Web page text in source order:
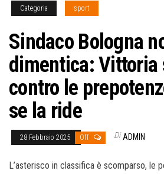
Categoria sport
Sindaco Bologna
dimentica: Vittoria
contro le
se la ride
28 Febbraio 2025 Off Di ADMIN
L’asterisco in classifica è scomparso, le